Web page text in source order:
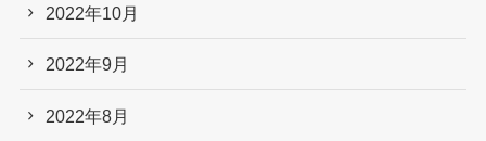
2022年10月
2022年9月
2022年8月